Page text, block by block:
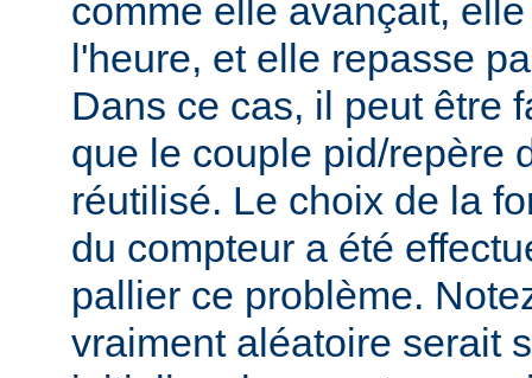
comme elle avançait,
l'heure, et elle repasse
Dans ce cas, il peut être
que le couple pid/repère
réutilisé. Le choix de la
du compteur a été
pallier ce problème.
vraiment aléatoire serait